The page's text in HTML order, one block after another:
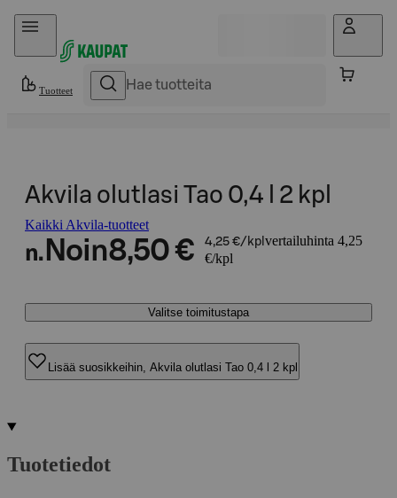
Hyppää sisältöön
Tuotteet
Akvila olutlasi Tao 0,4 l 2 kpl
Kaikki Akvila-tuotteet
n. Noin8,50 € 4,25 €/kpl vertailuhinta 4,25
€/kpl
Valitse toimitustapa
Lisää suosikkeihin, Akvila olutlasi Tao 0,4 l 2 kpl
Tuotetiedot